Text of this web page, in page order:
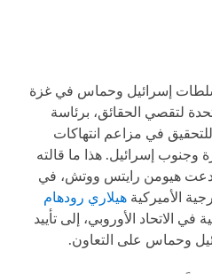
سلطات إسرائيل وحماس في غزة
لتقصي الحقائق، برئاسة
في مزاعم انتهاكات
إسرائيل. هذا ما قالته
هيومن رايتس ووتش، في
الأميركية هيلاري رودهام
في الاتحاد الأوروبي، إلى تأييد
وحماس على التعاون.